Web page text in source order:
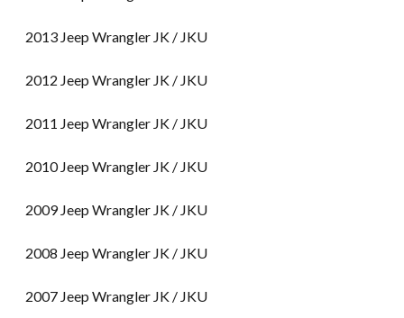
2013 Jeep Wrangler JK / JKU
2012 Jeep Wrangler JK / JKU
2011 Jeep Wrangler JK / JKU
2010 Jeep Wrangler JK / JKU
2009 Jeep Wrangler JK / JKU
2008 Jeep Wrangler JK / JKU
2007 Jeep Wrangler JK / JKU